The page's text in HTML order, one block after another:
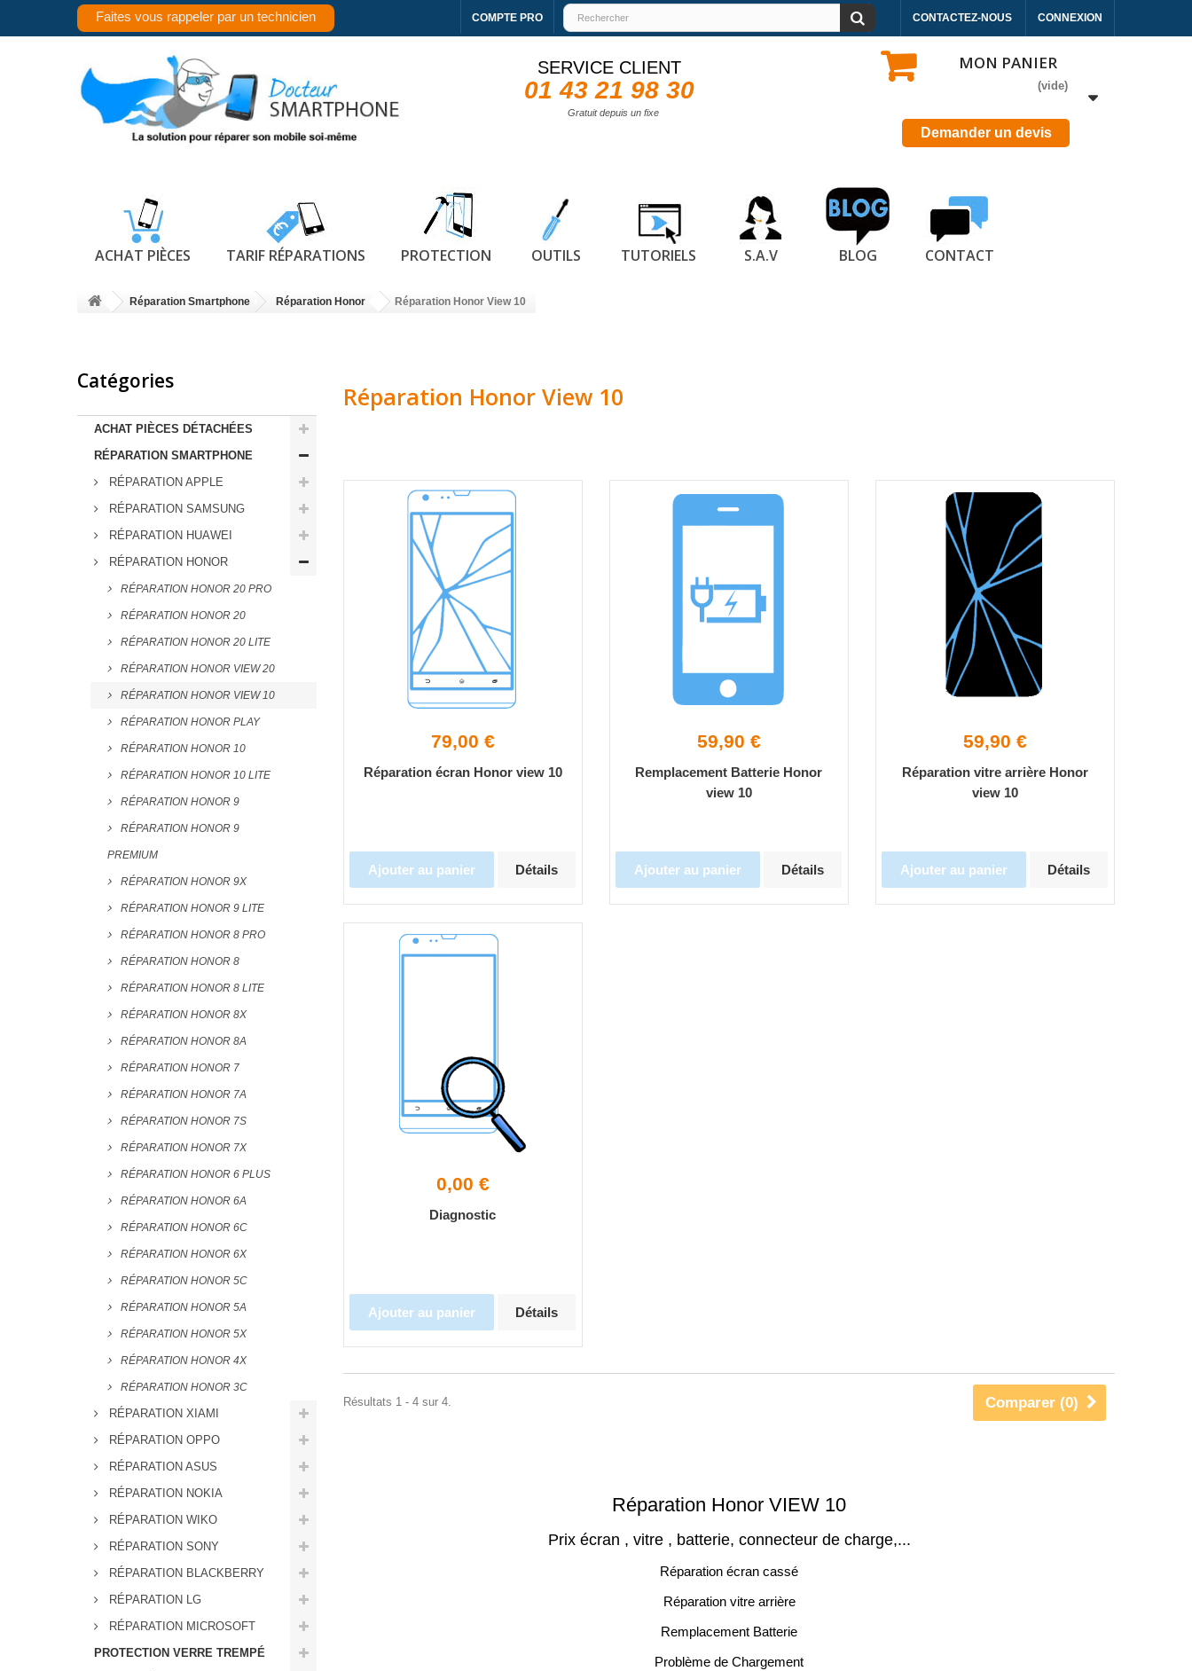
CONNEXION
CONTACTEZ-NOUS
COMPTE PRO
Faites vous rappeler par un technicien
SERVICE CLIENT
01 43 21 98 30
Gratuit depuis un fixe
MON PANIER
(vide)
Demander un devis
ACHAT PIÈCES TARIF RÉPARATIONS PROTECTION OUTILS TUTORIELS S.A.V BLOG CONTACT
Réparation Smartphone Réparation Honor Réparation Honor View 10
Catégories
ACHAT PIÈCES DÉTACHÉES
RÉPARATION SMARTPHONE
RÉPARATION APPLE
RÉPARATION SAMSUNG
RÉPARATION HUAWEI
RÉPARATION HONOR
RÉPARATION HONOR 20 PRO
RÉPARATION HONOR 20
RÉPARATION HONOR 20 LITE
RÉPARATION HONOR VIEW 20
RÉPARATION HONOR VIEW 10
RÉPARATION HONOR PLAY
RÉPARATION HONOR 10
RÉPARATION HONOR 10 LITE
RÉPARATION HONOR 9
RÉPARATION HONOR 9
PREMIUM
RÉPARATION HONOR 9X
RÉPARATION HONOR 9 LITE
RÉPARATION HONOR 8 PRO
RÉPARATION HONOR 8
RÉPARATION HONOR 8 LITE
RÉPARATION HONOR 8X
RÉPARATION HONOR 8A
RÉPARATION HONOR 7
RÉPARATION HONOR 7A
RÉPARATION HONOR 7S
RÉPARATION HONOR 7X
RÉPARATION HONOR 6 PLUS
RÉPARATION HONOR 6A
RÉPARATION HONOR 6C
RÉPARATION HONOR 6X
RÉPARATION HONOR 5C
RÉPARATION HONOR 5A
RÉPARATION HONOR 5X
RÉPARATION HONOR 4X
RÉPARATION HONOR 3C
RÉPARATION XIAMI
RÉPARATION OPPO
RÉPARATION ASUS
RÉPARATION NOKIA
RÉPARATION WIKO
RÉPARATION SONY
RÉPARATION BLACKBERRY
RÉPARATION LG
RÉPARATION MICROSOFT
PROTECTION VERRE TREMPÉ
Réparation Honor View 10
79,00 €
Réparation écran Honor view 10
Ajouter au panier Détails
59,90 €
Remplacement Batterie Honor
view 10
Ajouter au panier Détails
59,90 €
Réparation vitre arrière Honor
view 10
Ajouter au panier Détails
0,00 €
Diagnostic
Ajouter au panier Détails
Comparer (0)
Résultats 1 - 4 sur 4.
Réparation Honor VIEW 10
Prix écran , vitre , batterie, connecteur de charge,...
Réparation écran cassé
Réparation vitre arrière
Remplacement Batterie
Problème de Chargement